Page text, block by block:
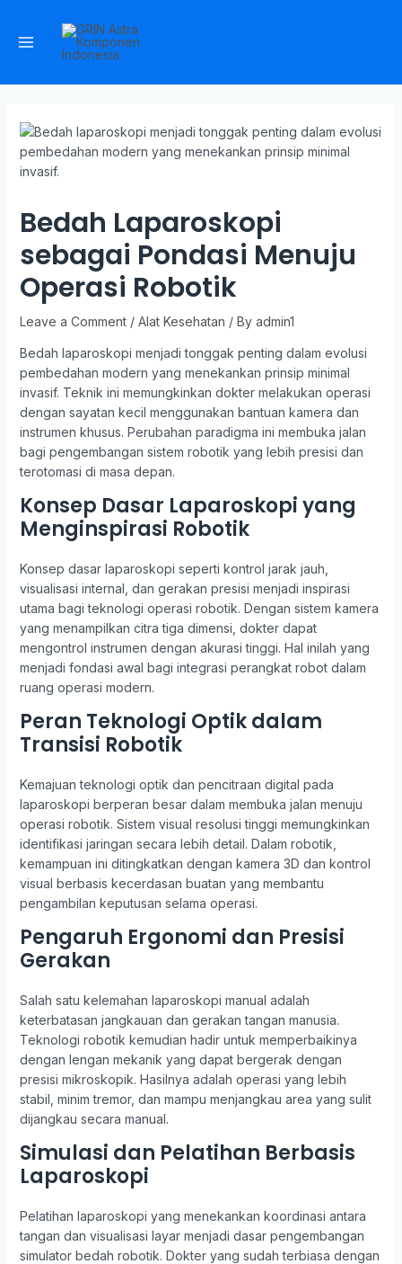
Bedah Laparoskopi
sebagai Pondasi Menuju
Operasi Robotik
Leave a Comment / Alat Kesehatan / By admin1
Bedah laparoskopi menjadi tonggak penting dalam evolusi
pembedahan modern yang menekankan prinsip minimal
invasif. Teknik ini memungkinkan dokter melakukan operasi
dengan sayatan kecil menggunakan bantuan kamera dan
instrumen khusus. Perubahan paradigma ini membuka jalan
bagi pengembangan sistem robotik yang lebih presisi dan
terotomasi di masa depan.
Konsep Dasar Laparoskopi yang
Menginspirasi Robotik
Konsep dasar laparoskopi seperti kontrol jarak jauh,
visualisasi internal, dan gerakan presisi menjadi inspirasi
utama bagi teknologi operasi robotik. Dengan sistem kamera
yang menampilkan citra tiga dimensi, dokter dapat
mengontrol instrumen dengan akurasi tinggi. Hal inilah yang
menjadi fondasi awal bagi integrasi perangkat robot dalam
ruang operasi modern.
Peran Teknologi Optik dalam
Transisi Robotik
Kemajuan teknologi optik dan pencitraan digital pada
laparoskopi berperan besar dalam membuka jalan menuju
operasi robotik. Sistem visual resolusi tinggi memungkinkan
identifikasi jaringan secara lebih detail. Dalam robotik,
kemampuan ini ditingkatkan dengan kamera 3D dan kontrol
visual berbasis kecerdasan buatan yang membantu
pengambilan keputusan selama operasi.
Pengaruh Ergonomi dan Presisi
Gerakan
Salah satu kelemahan laparoskopi manual adalah
keterbatasan jangkauan dan gerakan tangan manusia.
Teknologi robotik kemudian hadir untuk memperbaikinya
dengan lengan mekanik yang dapat bergerak dengan
presisi mikroskopik. Hasilnya adalah operasi yang lebih
stabil, minim tremor, dan mampu menjangkau area yang sulit
dijangkau secara manual.
Simulasi dan Pelatihan Berbasis
Laparoskopi
Pelatihan laparoskopi yang menekankan koordinasi antara
tangan dan visualisasi layar menjadi dasar pengembangan
simulator bedah robotik. Dokter yang sudah terbiasa dengan